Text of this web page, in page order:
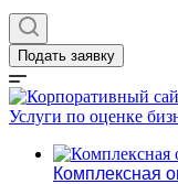
Подать заявку
Услуги по оценке
Комплексная